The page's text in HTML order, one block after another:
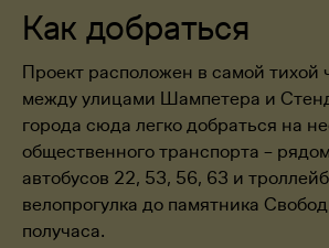
Как добраться
Проект расположен в самой тихой
между улицами Шампетера и
города сюда легко добраться на
общественного транспорта –
автобусов 22, 53, 56, 63 и
велопрогулка до памятника
получаса.